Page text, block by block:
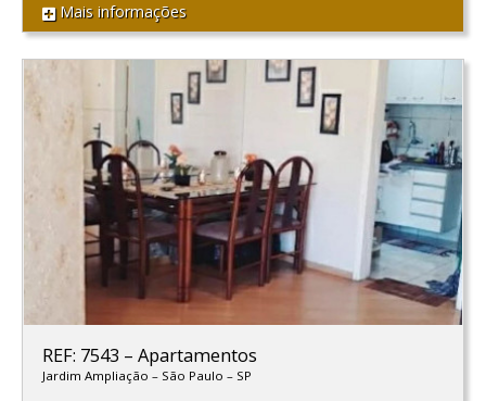
Mais informações
REF: 7543 – Apartamentos
Jardim Ampliação – São Paulo – SP